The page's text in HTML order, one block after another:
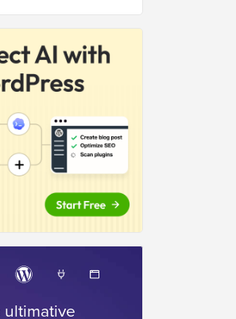
ultimative